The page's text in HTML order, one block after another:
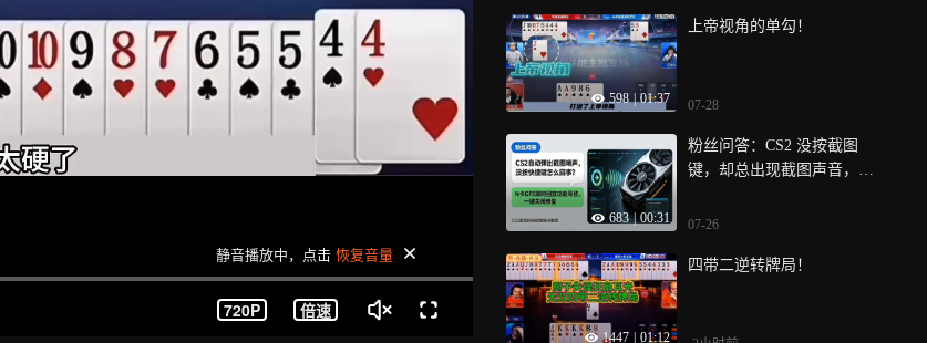
720P 倍速
静音播放中，点击 恢复音量
598 | 01:37
上帝视角的单勾！
07-28
683 | 00:31
粉丝问答：CS2 没按截图
键，却总出现截图声音，是
07-26
1447 01:12
四带二逆转牌局！